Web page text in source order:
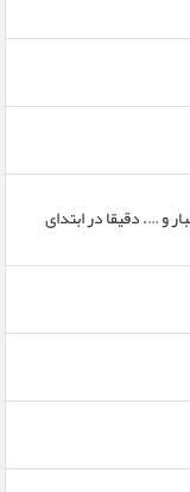
و …. دقیقا در ابتدای